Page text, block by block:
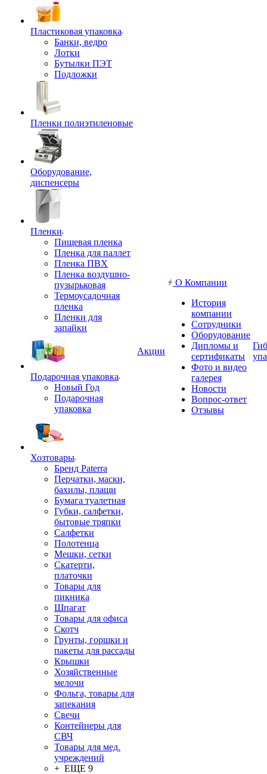
Пластиковая упаковка
Банки, ведро
Лотки
Бутылки ПЭТ
Подложки
Пленки полиэтиленовые
Оборудование,
диспенсеры
Пленки
Пищевая пленка
Пленка для паллет
Пленка ПВХ
Пленка воздушно-
пузырьковая
Термоусадочная
пленка
Пленки для
запайки
Подарочная упаковка
Новый Год
Подарочная
упаковка
Хозтовары
Бренд Paterra
Перчатки, маски,
бахилы, плащи
Бумага туалетная
Губки, салфетки,
бытовые тряпки
Салфетки
Полотенца
Мешки, сетки
Скатерти,
платочки
Товары для
пикника
Шпагат
Товары для офиса
Скотч
Грунты, горшки и
пакеты для рассады
Крышки
Хозяйственные
мелочи
Фольга, товары для
запекания
Свечи
Контейнеры для
СВЧ
Товары для мед.
учреждений
+ ЕЩЕ 9
Акции
О Компании
История
компании
Сотрудники
Оборудование
Дипломы и
сертификаты
Фото и видео
галерея
Новости
Вопрос-ответ
Отзывы